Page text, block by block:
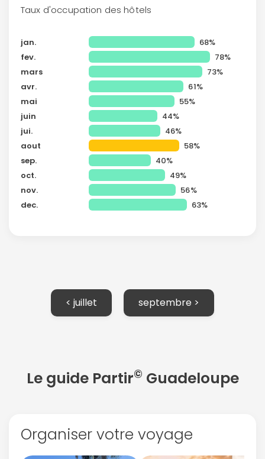
Taux d'occupation des hôtels
jan.
68%
fev.
78%
mars
73%
avr.
61%
mai
55%
juin
44%
jui.
46%
aout
58%
sep.
40%
oct.
49%
nov.
56%
dec.
63%
< juillet septembre >
Le guide Partir© Guadeloupe
Organiser votre voyage